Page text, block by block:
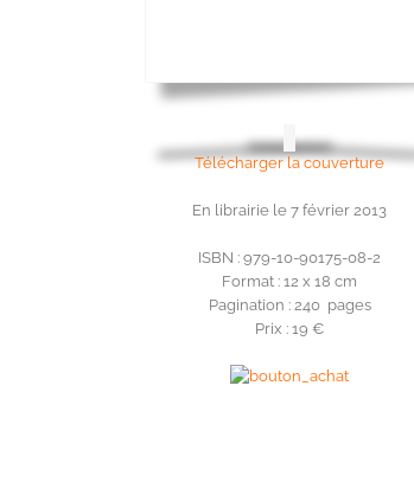
Télécharger la couverture
En librairie le 7 février 2013
ISBN : 979-10-90175-08-2
Format : 12 x 18 cm
Pagination : 240 pages
Prix : 19 €